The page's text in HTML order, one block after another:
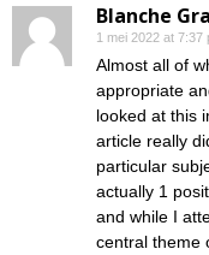
Blanche
1 mei 2022 at 7:37
Almost all of
appropriate
looked at this
article really
particular
actually 1
and while I
central theme